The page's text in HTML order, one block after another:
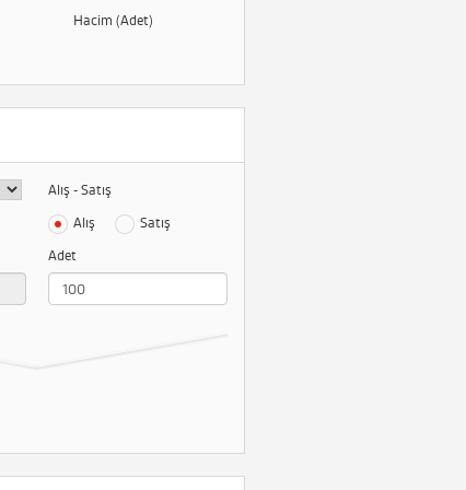
Hacim (Adet)
Alış - Satış
Alış
Satış
Adet